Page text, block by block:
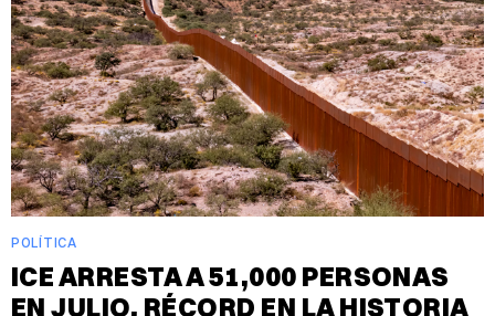
POLÍTICA
ICE ARRESTA A 51,000 PERSONAS
EN JULIO, RÉCORD EN LA HISTORIA